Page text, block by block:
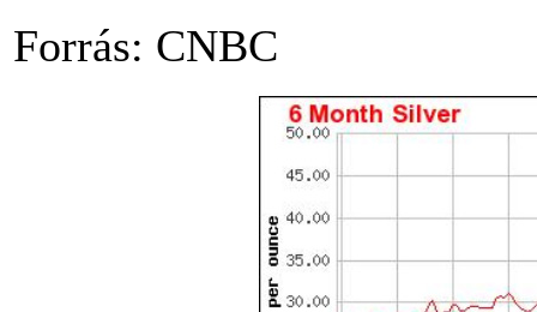
Forrás: CNBC